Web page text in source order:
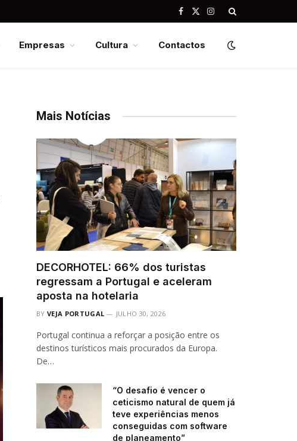
Facebook
X
Instagram
Empresas Cultura Contactos
Mais Notícias
DECORHOTEL: 66% dos turistas
regressam a Portugal e aceleram
aposta na hotelaria
BY VEJA PORTUGAL JULHO 30, 2026
Portugal continua a reforçar a posição entre os
destinos turísticos mais procurados da Europa.
De…
“O desafio é vencer o
ceticismo natural de quem já
teve experiências menos
conseguidas com software
de planeamento”